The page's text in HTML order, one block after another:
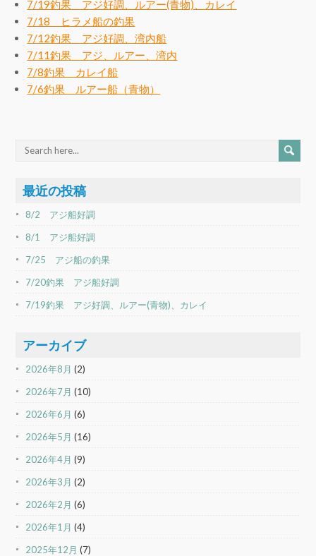
7/19釣果 アジ好調、ルアー(青物)、カレイ
7/18 ヒラメ船の釣果
7/12釣果 アジ好調、湾内船
7/11釣果 アジ、ルアー、湾内
7/8釣果 カレイ船
7/6釣果 ルアー船（青物）
最近の投稿
8/2 アジ船好調
8/1 アジ船好調
7/25 アジ船の釣果
7/20釣果 アジ船好調
7/19釣果 アジ好調、ルアー(青物)、カレイ
アーカイブ
2026年8月 (2)
2026年7月 (10)
2026年6月 (6)
2026年5月 (16)
2026年4月 (9)
2026年3月 (2)
2026年2月 (6)
2026年1月 (4)
2025年12月 (7)